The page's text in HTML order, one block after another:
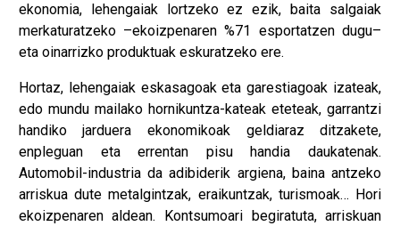
ekonomia, lehengaiak lortzeko ez ezik, baita salgaiak
merkaturatzeko –ekoizpenaren %71 esportatzen dugu–
eta oinarrizko produktuak eskuratzeko ere.
Hortaz, lehengaiak eskasagoak eta garestiagoak izateak,
edo mundu mailako hornikuntza-kateak eteteak, garrantzi
handiko jarduera ekonomikoak geldiaraz ditzakete,
enpleguan eta errentan pisu handia daukatenak.
Automobil-industria da adibiderik argiena, baina antzeko
arriskua dute metalgintzak, eraikuntzak, turismoak… Hori
ekoizpenaren aldean. Kontsumoari begiratuta, arriskuan